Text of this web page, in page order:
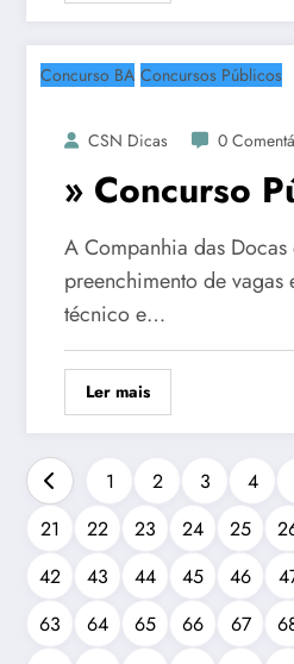
Concurso BA Concursos Públicos
CSN Dicas 0
» Concurso
A Companhia das
preenchimento de
técnico e…
Ler mais
1 2 3 4
21
22 23 24 25
42
43 44 45 46
63
64 65 66 67